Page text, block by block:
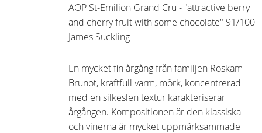
AOP St-Emilion Grand Cru - "attractive berry
and cherry fruit with some chocolate" 91/100
James Suckling
En mycket fin årgång från familjen Roskam-
Brunot, kraftfull varm, mörk, koncentrerad
med en silkeslen textur karakteriserar
årgången. Kompositionen är den klassiska
och vinerna är mycket uppmärksammade